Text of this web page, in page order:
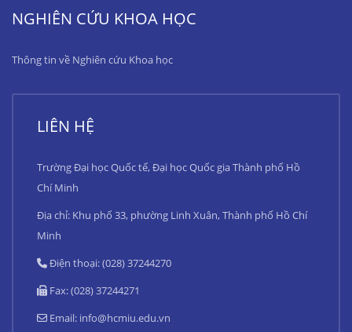
NGHIÊN CỨU KHOA HỌC
Thông tin về Nghiên cứu Khoa học
LIÊN HỆ
Trường Đại học Quốc tế, Đại học Quốc gia Thành phố Hồ
Chí Minh
Địa chỉ: Khu phố 33, phường Linh Xuân, Thành phố Hồ Chí
Minh
Điện thoại: (028) 37244270
Fax: (028) 37244271
Email: info@hcmiu.edu.vn